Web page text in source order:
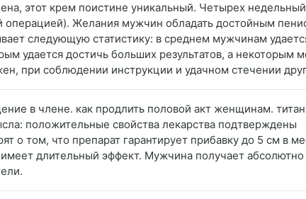
этот крем поистине уникальный. Четырех
операцией). Желания мужчин обладать достойным
следующую статистику: в среднем мужчинам
удается достичь больших результатов, а некоторым
при соблюдении инструкции и удачном стечении
в члене. как продлить половой акт женщинам.
положительные свойства лекарства подтверждены
о том, что препарат гарантирует прибавку до 5 см в
длительный эффект. Мужчина получает